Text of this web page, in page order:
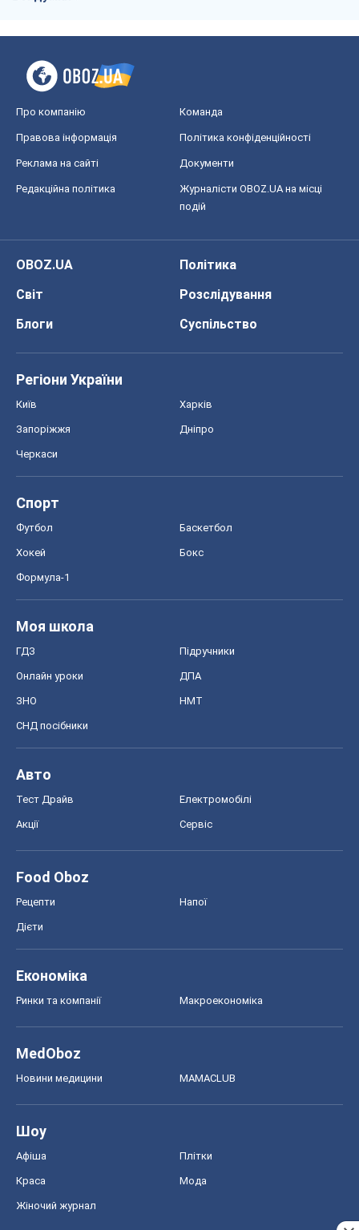
Про компанію Команда
Правова інформація Політика конфіденційності
Реклама на сайті Документи
Редакційна політика
Журналісти OBOZ.UA на місці
подій
OBOZ.UA
Політика
Світ
Розслідування
Блоги
Суспільство
Регіони України
Київ Харків
Запоріжжя Дніпро
Черкаси
Спорт
Футбол Баскетбол
Хокей Бокс
Формула-1
Моя школа
ГДЗ Підручники
Онлайн уроки ДПА
ЗНО НМТ
СНД посібники
Авто
Тест Драйв Електромобілі
Акції Сервіс
Food Oboz
Рецепти Напої
Дієти
Економіка
Ринки та компанії Макроекономіка
MedOboz
Новини медицини MAMACLUB
Шоу
Афіша Плітки
Краса Мода
Жіночий журнал